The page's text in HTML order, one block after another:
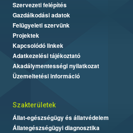
Szervezeti felépítés
Gazdálkodási adatok
Felügyeleti szervünk
Projektek
Kapcsolódó linkek
Adatkezelési tájékoztató
Akadálymentességi nyilatkozat
Üzemeltetési információ
Szakterületek
Állat-egészségügy és állatvédelem
Állategészségügyi diagnosztika